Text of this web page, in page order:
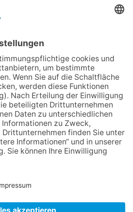
Baustellenführung führt auch in
die Zukunft der Stadt
Königstein
Gewinnspiel zum Start ins
Schuljahr
Klinikforum zum Thema
Karpaltunnelsyndrom
„Rock auf der Burg“ lässt
Königstein beben
NACH OBEN